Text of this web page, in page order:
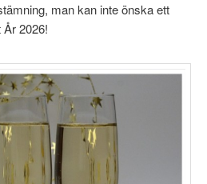
man kan inte önska ett
2026!